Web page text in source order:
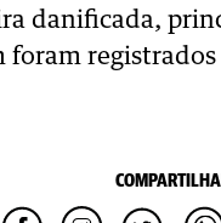
danificada,
foram